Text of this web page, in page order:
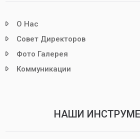
О Нас
Совет Директоров
Фото Галерея
Коммуникации
НАШИ